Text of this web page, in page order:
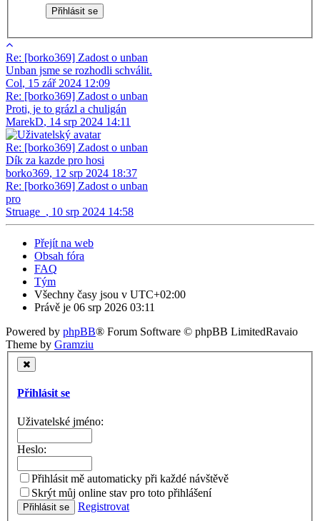
Re: [borko369] Zadost o unban
Unban jsme se rozhodli schválit.
Col, 15 zář 2024 12:09
Re: [borko369] Zadost o unban
Proti, je to grázl a chuligán
MarekD, 14 srp 2024 14:11
Re: [borko369] Zadost o unban
Dík za kazde pro hosi
borko369, 12 srp 2024 18:37
Re: [borko369] Zadost o unban
pro
Struage_ , 10 srp 2024 14:58
Přejít na web
Obsah fóra
FAQ
Tým
Všechny časy jsou v UTC+02:00
Právě je 06 srp 2026 03:11
Powered by phpBB® Forum Software © phpBB LimitedRavaio
Theme by Gramziu
Přihlásit se
Uživatelské jméno:
Heslo:
Přihlásit mě automaticky při každé návštěvě
Skrýt můj online stav pro toto přihlášení
Registrovat